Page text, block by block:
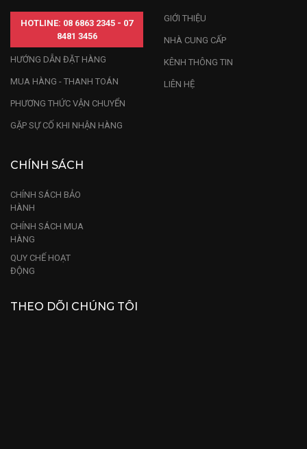
HOTLINE: 08 6863 2345 - 07
8481 3456
HƯỚNG DẪN ĐẶT HÀNG
MUA HÀNG - THANH TOÁN
PHƯƠNG THỨC VẬN CHUYỂN
GẶP SỰ CỐ KHI NHẬN HÀNG
GIỚI THIỆU
NHÀ CUNG CẤP
KÊNH THÔNG TIN
LIÊN HỆ
CHÍNH SÁCH
CHÍNH SÁCH BẢO
HÀNH
CHÍNH SÁCH MUA
HÀNG
QUY CHẾ HOẠT
ĐỘNG
THEO DÕI CHÚNG TÔI